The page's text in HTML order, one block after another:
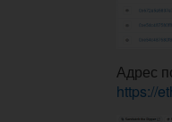
Адрес
https://